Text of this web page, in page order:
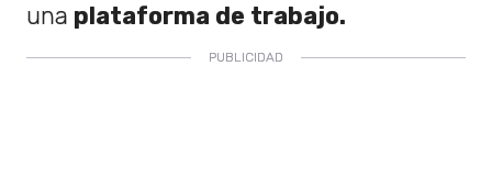
una plataforma de trabajo.